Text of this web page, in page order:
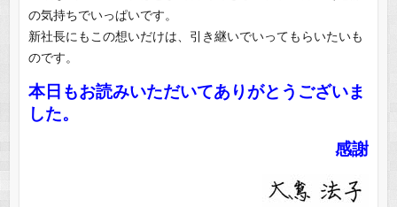
の気持ちでいっぱいです。
新社長にもこの想いだけは、引き継いでいってもらいたいも
のです。
本日もお読みいただいてありがとうございま
した。
感謝